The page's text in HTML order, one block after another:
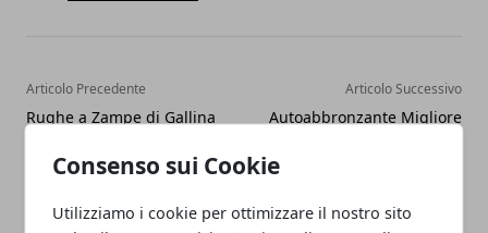
Consenso sui Cookie
Utilizziamo i cookie per ottimizzare il nostro sito
Articolo Precedente
Rughe a Zampe di Gallina
Distenderle
Articolo Successivo
Autoabbronzante Migliore